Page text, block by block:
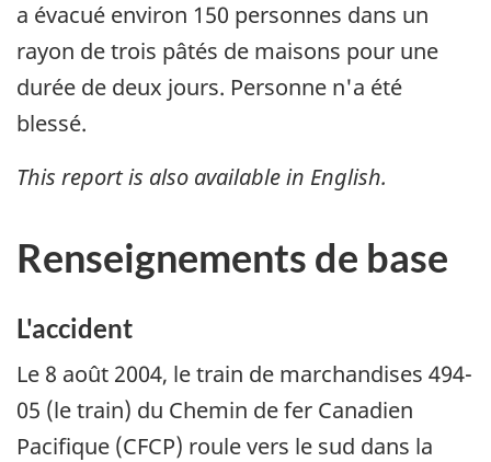
a évacué environ 150 personnes dans un
rayon de trois pâtés de maisons pour une
durée de deux jours. Personne n'a été
blessé.
This report is also available in English.
Renseignements de base
L'accident
Le 8 août 2004, le train de marchandises 494-
05 (le train) du Chemin de fer Canadien
Pacifique (CFCP) roule vers le sud dans la